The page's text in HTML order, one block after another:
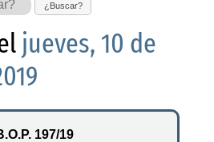
¿Buscar?
jueves, 10 de
197/19